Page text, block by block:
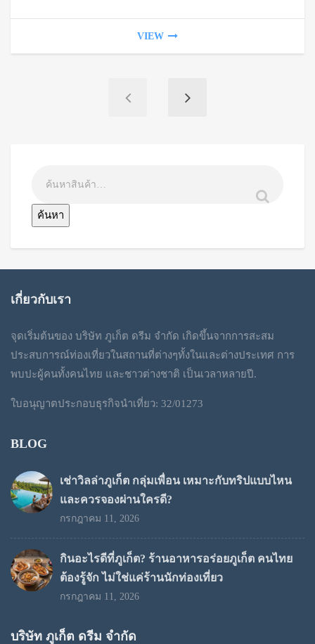
VIEW
ค้นหา
เกี่ยวกับเรา
จุดเริ่มต้นของ บริษัท ภูเก็ต ดรีม จำกัด เกิดขึ้นจากการสะสม
ประสบการณ์ท่องเที่ยวในสถานที่ต่างๆทั้งในและต่างประเทศ การ
พบปะผู้คนทั้งคนไทย และชาวต่างชาติ เป็นเวลาหลายปี.
ใบอนุญาตประกอบธุรกิจนำเที่ยว: 32/01273
BLOG
เช่าวิลล่าภูเก็ต กลุ่มเพื่อน เหมาะกับทริปแบบไหน
และควรจองผ่านใครดี?
กรกฎาคม 11, 2026
กินอะไรดีที่ภูเก็ต? ร้านอาหารอร่อยภูเก็ต คนไทย
ต้องรู้จัก ไม่ใช่แค่ร้านนักท่องเที่ยว
กรกฎาคม 11, 2026
บริษัท ภูเก็ต ดรีม จำกัด